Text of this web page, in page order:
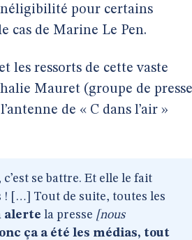
pour certains
cas de Marine Le Pen.
les ressorts de cette vaste
Mauret (groupe de presse
de « C dans l’air »
se battre. Et elle le fait
! […] Tout de suite, toutes les
alerte la presse [nous
ça a été les médias, tout